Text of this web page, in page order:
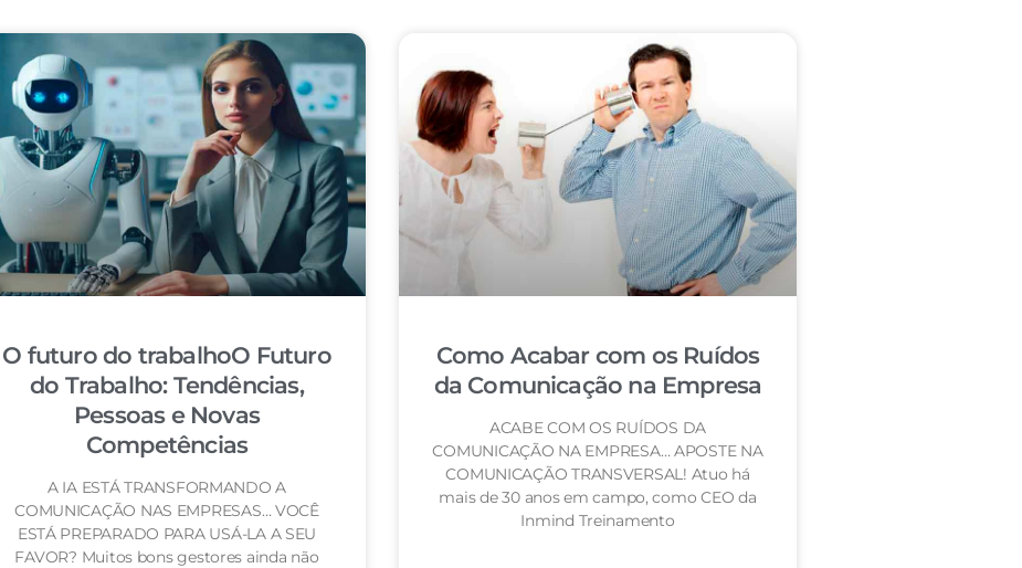
O futuro do trabalhoO Futuro
do Trabalho: Tendências,
Pessoas e Novas
Competências
A IA ESTÁ TRANSFORMANDO A
COMUNICAÇÃO NAS EMPRESAS… VOCÊ
ESTÁ PREPARADO PARA USÁ-LA A SEU
FAVOR? Muitos bons gestores ainda não
Como Acabar com os Ruídos
da Comunicação na Empresa
ACABE COM OS RUÍDOS DA
COMUNICAÇÃO NA EMPRESA… APOSTE NA
COMUNICAÇÃO TRANSVERSAL! Atuo há
mais de 30 anos em campo, como CEO da
Inmind Treinamento